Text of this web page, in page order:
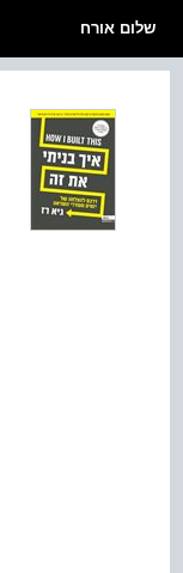
שלום אורח